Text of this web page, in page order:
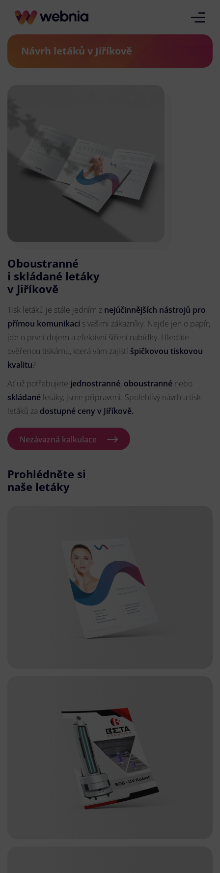
Návrh letáků v Jiříkově
Oboustranné
i skládané letáky
v Jiříkově
Tisk letáků je stále jedním z nejúčinnějších nástrojů pro
přímou komunikaci s vašimi zákazníky. Nejde jen o papír,
jde o první dojem a efektivní šíření nabídky. Hledáte
ověřenou tiskárnu, která vám zajistí špičkovou tiskovou
kvalitu?
Ať už potřebujete jednostranné, oboustranné nebo
skládané letáky, jsme připraveni. Spolehlivý návrh a tisk
letáků za dostupné ceny v Jiříkově.
Nezávazná kalkulace
Prohlédněte si
naše letáky